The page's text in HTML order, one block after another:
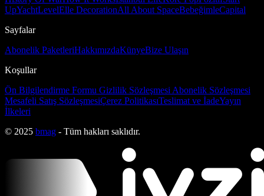
UpYachtLevelElle DecorationAll About SpaceBebeğimleCapital
Sayfalar
Abonelik PaketleriHakkımızdaKünyeBize Ulaşın
Koşullar
Ön Bilgilendirme Formu Gizlilik Sözleşmesi Abonelik Sözleşmesi
Mesafeli Satış SözleşmesiÇerez PolitikasıTeslimat ve İadeYayın
İlkeleri
© 2025 bmag - Tüm hakları saklıdır.